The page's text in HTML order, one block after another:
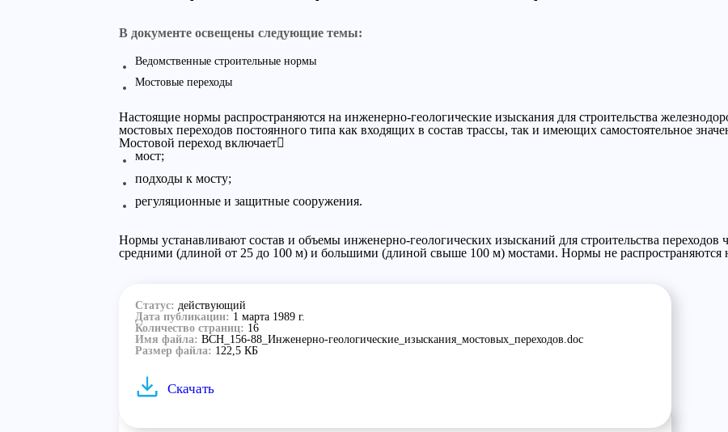
В документе освещены следующие темы:
Ведомственные строительные нормы
Мостовые переходы
Настоящие нормы распространяются на инженерно-геологические изыскания для строительства
мостовых переходов постоянного типа как входящих в состав трассы, так и имеющих самостоятельное
Мостовой переход включает
мост;
подходы к мосту;
регуляционные и защитные сооружения.
Нормы устанавливают состав и объемы инженерно-геологических изысканий для строительства переходов
средними (длиной от 25 до 100 м) и большими (длиной свыше 100 м) мостами. Нормы не распространяются
Статус: действующий
Дата публикации: 1 марта 1989 г.
Количество страниц: 16
Имя файла: ВСН_156-88_Инженерно-геологические_изыскания_мостовых_переходов.doc
Размер файла: 122,5 КБ
Скачать